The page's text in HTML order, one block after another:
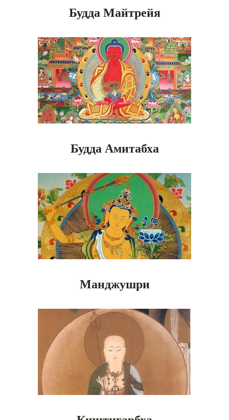
Будда Майтрейя
Будда Амитабха
Манджушри